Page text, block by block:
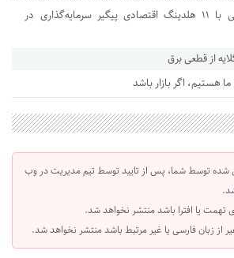
استاندار: بابک زنجانی با ۱۱ هلدینگ اقتصادی پیگیر سرمایه‌گذاری در
از قطعی برق
هستیم، اگر بازار باشد
شده توسط شما، پس از تایید توسط تیم مدیریت در وب
تهمت یا افترا باشد منتشر نخواهد شد.
از زبان فارسی یا غیر مرتبط باشد منتشر نخواهد شد.